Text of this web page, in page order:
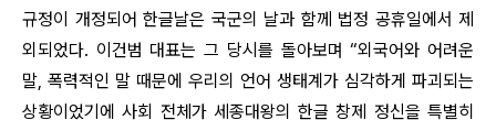
규정이 개정되어 한글날은 국군의 날과 함께 법정 공휴일에서 제
외되었다. 이건범 대표는 그 당시를 돌아보며 “외국어와 어려운
말, 폭력적인 말 때문에 우리의 언어 생태계가 심각하게 파괴되는
상황이었기에 사회 전체가 세종대왕의 한글 창제 정신을 특별히